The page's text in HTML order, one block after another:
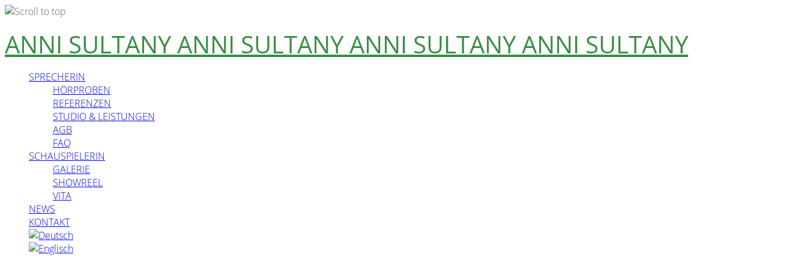
Skip
to
content
ANNI SULTANYANNI SULTANYANNI SULTANYANNI SULTANY
SPRECHERIN
HÖRPROBEN
REFERENZEN
STUDIO & LEISTUNGEN
AGB
FAQ
SCHAUSPIELERIN
GALERIE
SHOWREEL
VITA
NEWS
KONTAKT